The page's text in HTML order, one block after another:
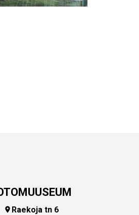
 Raekoja tn 6